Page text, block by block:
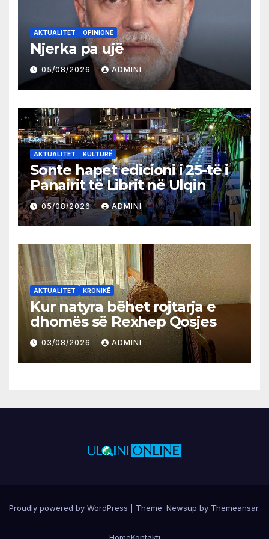
AKTUALITET OPINIONE
Njerka pa ujë
05/08/2026 ADMINI
AKTUALITET KULTURË
Sonte hapet edicioni i 25-të i
Panairit të Librit në Ulqin
05/08/2026 ADMINI
AKTUALITET KRONIKË
Kur natyra bëhet rojtarja e
dhomës së Rexhep Qosjes
03/08/2026 ADMINI
Proudly powered by WordPress Theme: Newsup by Themeansar.
HomeKontakti